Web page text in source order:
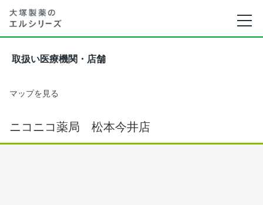
取扱い医療機関・店舗
マップを見る
ニコニコ薬局 松本今井店